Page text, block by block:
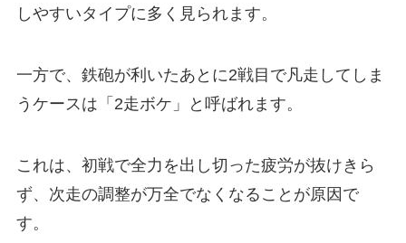
しやすいタイプに多く見られます。
一方で、鉄砲が利いたあとに2戦目で凡走してしま
うケースは「2走ボケ」と呼ばれます。
これは、初戦で全力を出し切った疲労が抜けきら
ず、次走の調整が万全でなくなることが原因で
す。